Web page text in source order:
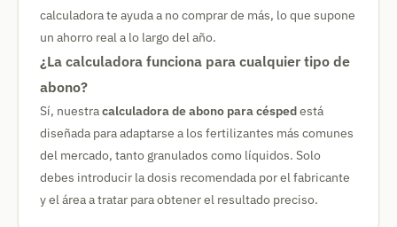
calculadora te ayuda a no comprar de más, lo que supone
un ahorro real a lo largo del año.
¿La calculadora funciona para cualquier tipo de
abono?
Sí, nuestracalculadora de abono para céspedestá
diseñada para adaptarse a los fertilizantes más comunes
del mercado, tanto granulados como líquidos. Solo
debes introducir la dosis recomendada por el fabricante
y el área a tratar para obtener el resultado preciso.